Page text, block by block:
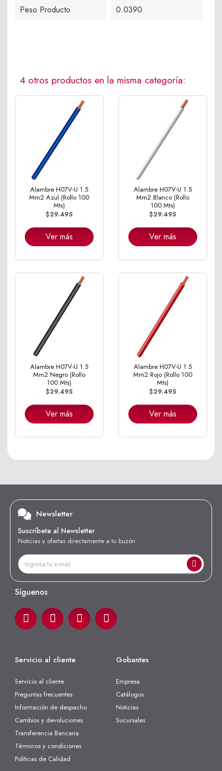
Peso Producto 0.0390
4 otros productos en la misma categoría:
Alambre H07V-U 1.5
Mm2 Azul (Rollo 100
Mts)
$29.495
Ver más
Alambre H07V-U 1.5
Mm2 Blanco (Rollo
100 Mts)
$29.495
Ver más
Alambre H07V-U 1.5
Mm2 Negro (Rollo
100 Mts)
$29.495
Ver más
Alambre H07V-U 1.5
Mm2 Rojo (Rollo 100
Mts)
$29.495
Ver más
Newsletter
Suscríbete al Newsletter
Noticias y ofertas directamente a tu buzón
Síguenos
Servicio al cliente
Servicio al cliente
Preguntas frecuentes
Información de despacho
Cambios y devoluciones
Transferencia Bancaria
Términos y condiciones
Políticas de Calidad
Gobantes
Empresa
Catálogos
Noticias
Sucursales